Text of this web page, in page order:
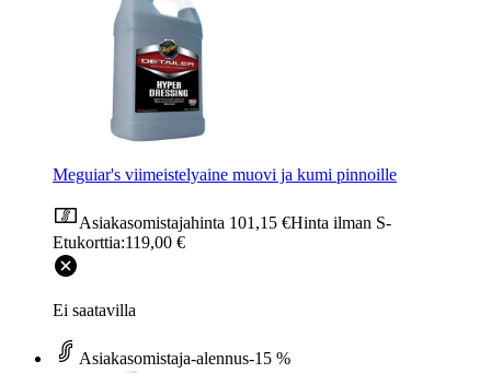
Meguiar's viimeistelyaine muovi ja kumi pinnoille
Asiakasomistajahinta 101,15 €Hinta ilman S-
Etukorttia:119,00 €
Ei saatavilla
Asiakasomistaja-alennus-15 %